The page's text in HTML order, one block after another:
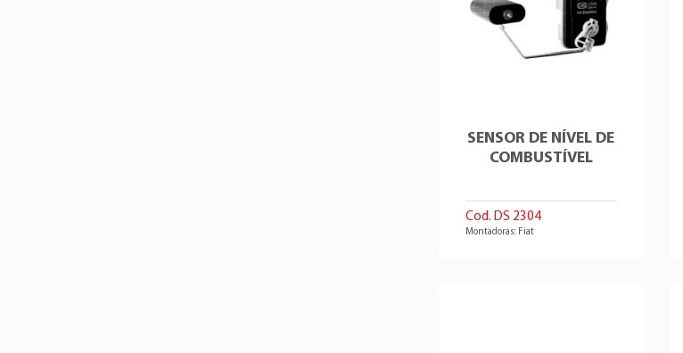
SENSOR DE NÍVEL DE
COMBUSTÍVEL
Cod. DS 2304
Montadoras: Fiat